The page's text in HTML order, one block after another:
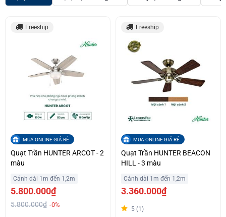
Freeship
MUA ONLINE GIÁ RẺ
Quạt Trần HUNTER ARCOT - 2
màu
Cánh dài 1m đến 1,2m
5.800.000₫
5.800.000₫ -0%
Freeship
MUA ONLINE GIÁ RẺ
Quạt Trần HUNTER BEACON
HILL - 3 màu
Cánh dài 1m đến 1,2m
3.360.000₫
5 (1)